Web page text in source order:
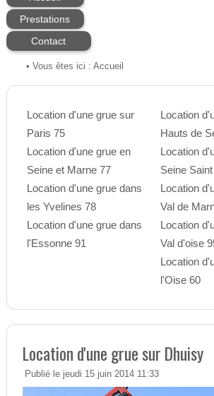
Prestations
Contact
• Vous êtes ici : Accueil
Location d'une grue sur
Paris 75
Location d'une grue en
Seine et Marne 77
Location d'une grue dans
les Yvelines 78
Location d'une grue dans
l'Essonne 91
Location
Hauts de
Location
Seine
Location
Val de
Location
Val d'oise
Location
l'Oise 60
Location d'une grue sur Dhuisy
Publié le jeudi 15 juin 2014 11:33